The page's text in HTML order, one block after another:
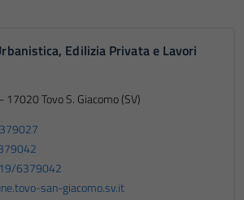
Edilizia Privata e Lavori
17020 Tovo S. Giacomo (SV)
6379042
san-giacomo.sv.it